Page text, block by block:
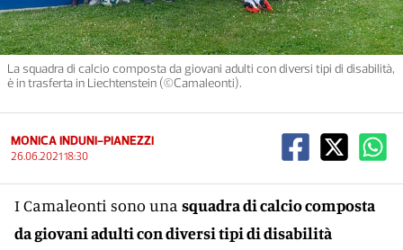
La squadra di calcio composta da giovani adulti con diversi tipi di disabilità,
è in trasferta in Liechtenstein (©Camaleonti).
MONICA INDUNI-PIANEZZI
26.06.2021 18:30
I Camaleonti sono una squadra di calcio composta
da giovani adulti con diversi tipi di disabilità